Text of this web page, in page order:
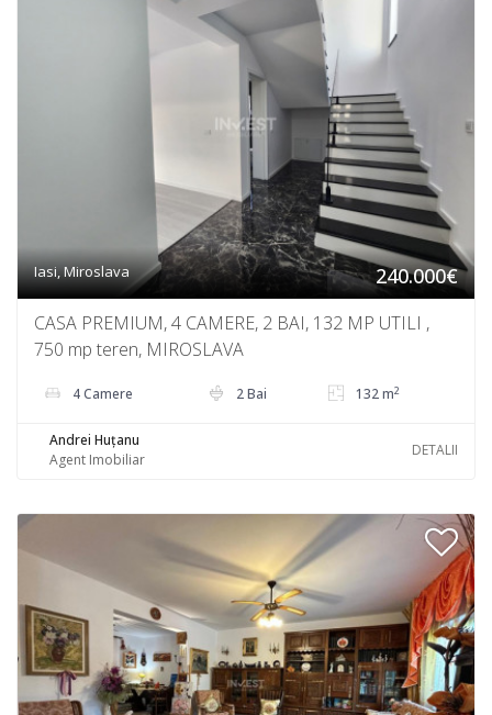
Iasi, Miroslava 240.000€
CASA PREMIUM, 4 CAMERE, 2 BAI, 132 MP UTILI ,
750 mp teren, MIROSLAVA
4 Camere 2 Bai 132 m2
Andrei Huțanu
Agent Imobiliar
DETALII